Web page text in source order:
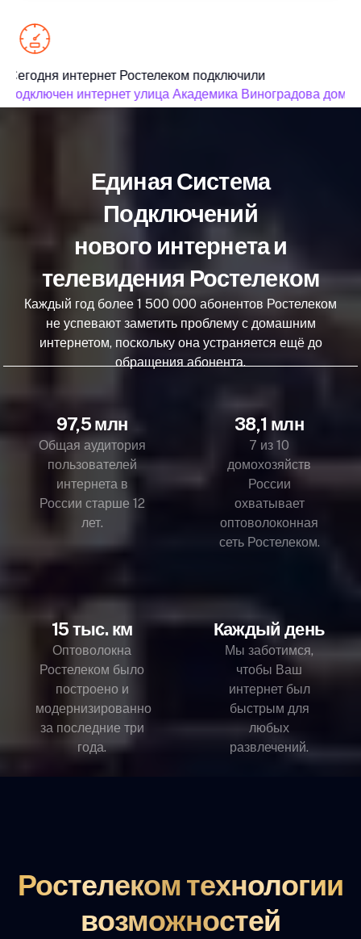
Сегодня интернет Ростелеком подключили
подключен интернет улица Академика Виноградова дом 10
Единая Система
Подключений
нового интернета и
телевидения Ростелеком
Каждый год более 1 500 000 абонентов Ростелеком
не успевают заметить проблему с домашним
интернетом, поскольку она устраняется ещё до
обращения абонента.
97,5 млн
Общая аудитория
пользователей
интернета в
России старше 12
лет.
38,1 млн
7 из 10
домохозяйств
России
охватывает
оптоволоконная
сеть Ростелеком.
15 тыс. км
Оптоволокна
Ростелеком было
построено и
модернизированно
за последние три
года.
Каждый день
Мы заботимся,
чтобы Ваш
интернет был
быстрым для
любых
развлечений.
Ростелеком технологии
возможностей